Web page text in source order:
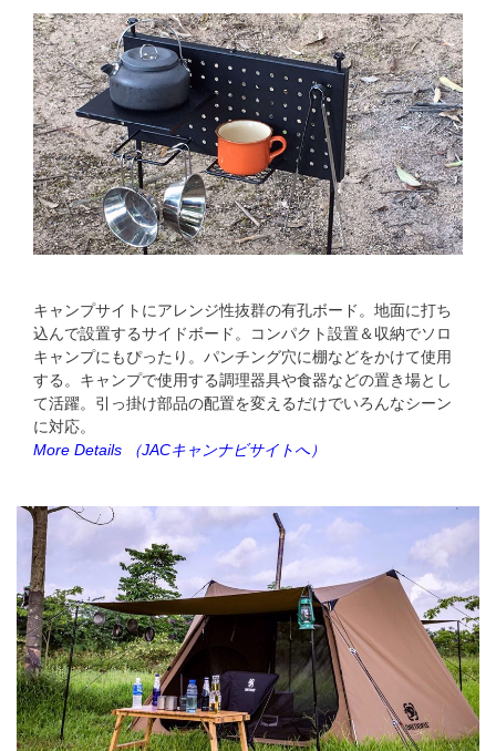
キャンプサイトにアレンジ性抜群の有孔ボード。地面に打ち
込んで設置するサイドボード。コンパクト設置＆収納でソロ
キャンプにもぴったり。パンチング穴に棚などをかけて使用
する。キャンプで使用する調理器具や食器などの置き場とし
て活躍。引っ掛け部品の配置を変えるだけでいろんなシーン
に対応。
More Details
（JACキャンナビサイトへ）